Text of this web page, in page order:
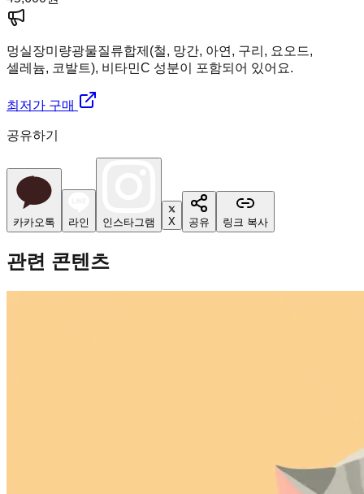
멍실장미량광물질류합제(철, 망간, 아연, 구리, 요오드,
셀레늄, 코발트), 비타민C 성분이 포함되어 있어요.
최저가 구매
공유하기
카카오톡 라인 인스타그램 X 공유 링크 복사
관련 콘텐츠